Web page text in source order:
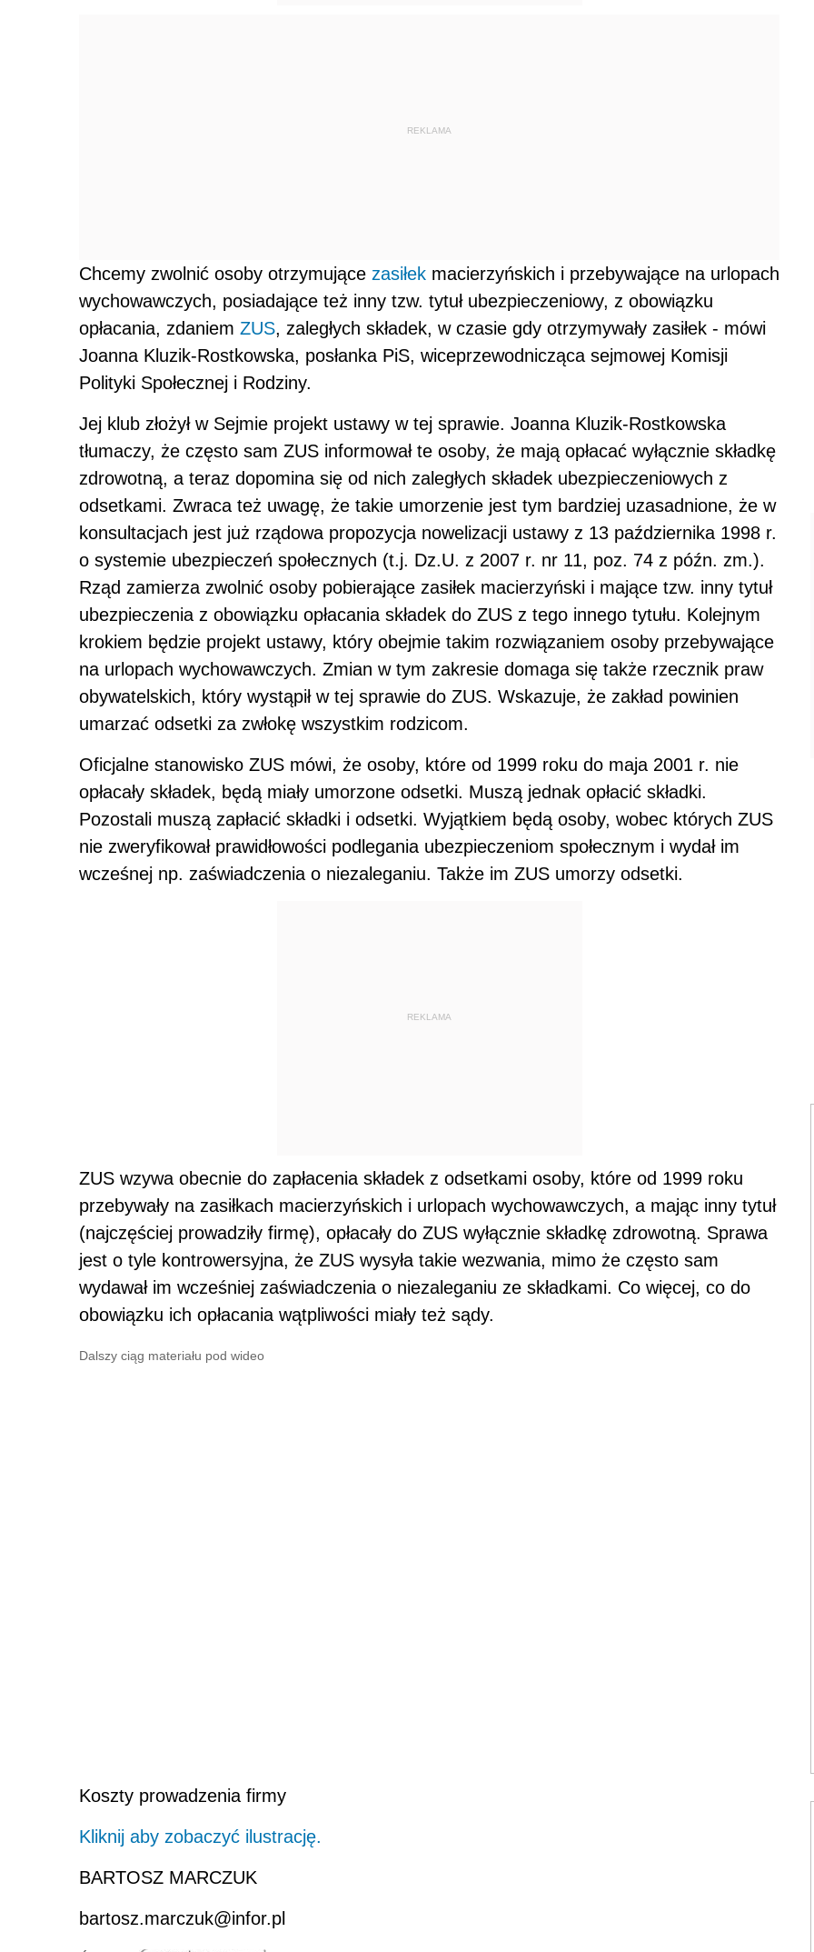
REKLAMA
Chcemy zwolnić osoby otrzymujące zasiłek macierzyńskich i przebywające na urlopach
wychowawczych, posiadające też inny tzw. tytuł ubezpieczeniowy, z obowiązku
opłacania, zdaniem ZUS, zaległych składek, w czasie gdy otrzymywały zasiłek - mówi
Joanna Kluzik-Rostkowska, posłanka PiS, wiceprzewodnicząca sejmowej Komisji
Polityki Społecznej i Rodziny.
Jej klub złożył w Sejmie projekt ustawy w tej sprawie. Joanna Kluzik-Rostkowska
tłumaczy, że często sam ZUS informował te osoby, że mają opłacać wyłącznie składkę
zdrowotną, a teraz dopomina się od nich zaległych składek ubezpieczeniowych z
odsetkami. Zwraca też uwagę, że takie umorzenie jest tym bardziej uzasadnione, że w
konsultacjach jest już rządowa propozycja nowelizacji ustawy z 13 października 1998 r.
o systemie ubezpieczeń społecznych (t.j. Dz.U. z 2007 r. nr 11, poz. 74 z późn. zm.).
Rząd zamierza zwolnić osoby pobierające zasiłek macierzyński i mające tzw. inny tytuł
ubezpieczenia z obowiązku opłacania składek do ZUS z tego innego tytułu. Kolejnym
krokiem będzie projekt ustawy, który obejmie takim rozwiązaniem osoby przebywające
na urlopach wychowawczych. Zmian w tym zakresie domaga się także rzecznik praw
obywatelskich, który wystąpił w tej sprawie do ZUS. Wskazuje, że zakład powinien
umarzać odsetki za zwłokę wszystkim rodzicom.
Oficjalne stanowisko ZUS mówi, że osoby, które od 1999 roku do maja 2001 r. nie
opłacały składek, będą miały umorzone odsetki. Muszą jednak opłacić składki.
Pozostali muszą zapłacić składki i odsetki. Wyjątkiem będą osoby, wobec których ZUS
nie zweryfikował prawidłowości podlegania ubezpieczeniom społecznym i wydał im
wcześnej np. zaświadczenia o niezaleganiu. Także im ZUS umorzy odsetki.
REKLAMA
ZUS wzywa obecnie do zapłacenia składek z odsetkami osoby, które od 1999 roku
przebywały na zasiłkach macierzyńskich i urlopach wychowawczych, a mając inny tytuł
(najczęściej prowadziły firmę), opłacały do ZUS wyłącznie składkę zdrowotną. Sprawa
jest o tyle kontrowersyjna, że ZUS wysyła takie wezwania, mimo że często sam
wydawał im wcześniej zaświadczenia o niezaleganiu ze składkami. Co więcej, co do
obowiązku ich opłacania wątpliwości miały też sądy.
Dalszy ciąg materiału pod wideo
Koszty prowadzenia firmy
Kliknij aby zobaczyć ilustrację.
BARTOSZ MARCZUK
bartosz.marczuk@infor.pl